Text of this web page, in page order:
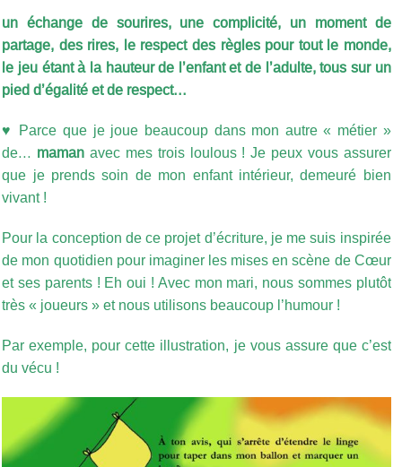
un échange de sourires, une complicité, un moment de
partage, des rires, le respect des règles pour tout le monde,
le jeu étant à la hauteur de l’enfant et de l’adulte, tous sur un
pied d’égalité et de respect…
♥ Parce que je joue beaucoup dans mon autre « métier »
de… maman avec mes trois loulous ! Je peux vous assurer
que je prends soin de mon enfant intérieur, demeuré bien
vivant !
Pour la conception de ce projet d’écriture, je me suis inspirée
de mon quotidien pour imaginer les mises en scène de Cœur
et ses parents ! Eh oui ! Avec mon mari, nous sommes plutôt
très « joueurs » et nous utilisons beaucoup l’humour !
Par exemple, pour cette illustration, je vous assure que c’est
du vécu !